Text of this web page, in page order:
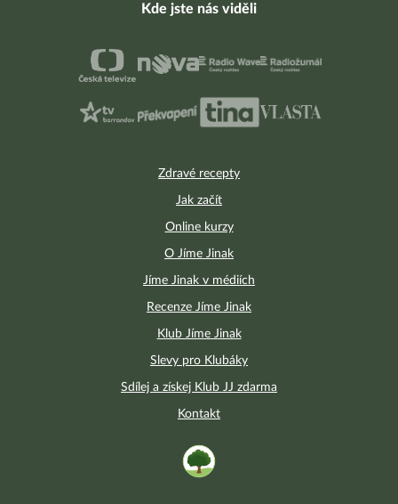
Zdravé recepty
Jak začít
Online kurzy
O Jíme Jinak
Jíme Jinak v médiích
Recenze Jíme Jinak
Klub Jíme Jinak
Slevy pro Klubáky
Sdílej a získej Klub JJ zdarma
Kontakt
Kde jste nás viděli